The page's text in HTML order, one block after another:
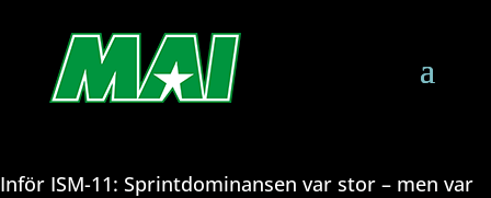
Inför ISM-11: Sprintdominansen var stor – men var